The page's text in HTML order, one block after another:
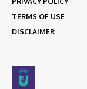
TERMS OF USE
DISCLAIMER